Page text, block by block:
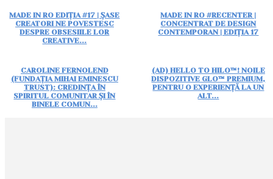
MADE IN RO EDIȚIA #17 | ȘASE
CREATORI NE POVESTESC
DESPRE OBSESIILE LOR
CREATIVE...
MADE IN RO #RECENTER |
CONCENTRAT DE DESIGN
CONTEMPORAN | EDIȚIA 17
CAROLINE FERNOLEND
(FUNDAȚIA MIHAI EMINESCU
TRUST): CREDINȚA ÎN
SPIRITUL COMUNITAR ȘI ÎN
BINELE COMUN...
(AD) HELLO TO HILO™! NOILE
DISPOZITIVE GLO™ PREMIUM,
PENTRU O EXPERIENȚĂ LA UN
ALT...